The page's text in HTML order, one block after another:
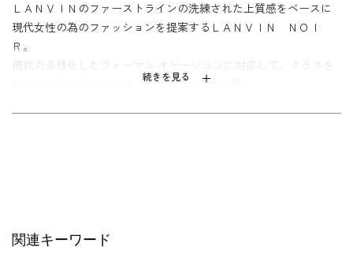
続きを見る
ＬＡＮＶＩＮのファーストラインの洗練された上質感をベースに
現代女性の為のファッションを提案するＬＡＮＶＩＮ ＮＯＩ
Ｒ。
現代の多様化したフォーマル オケージョンに対応して、クラスを
感じさせる高品質なブラックフォーマルを提案。
関連キーワード